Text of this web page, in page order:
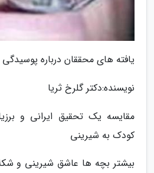
یافته های محققان درباره
نویسنده:دکتر گلرخ ثریا
مقایسه یک تحقیق ایرانی و
کودک به شیرینی
بیشتر بچه ها عاشق شیرینی و